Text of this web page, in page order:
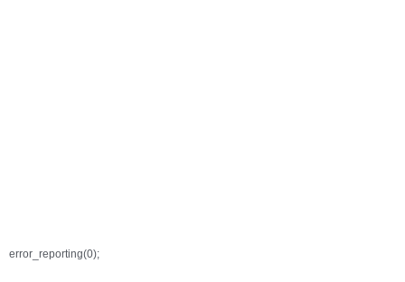
error_reporting(0);